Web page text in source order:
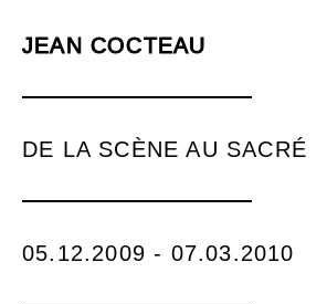
JEAN COCTEAU
DE LA SCÈNE AU SACRÉ
05.12.2009 - 07.03.2010